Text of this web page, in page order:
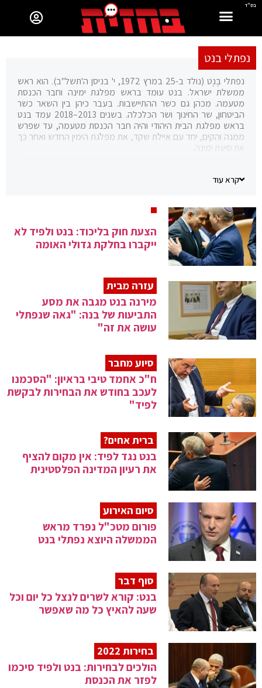
בס"ד
נפתלי בנט
נפתלי בֶּנֶט (נולד ב-25 במרץ 1972, י' בניסן ה'תשל"ב). הוא ראש
ממשלת ישראל. בנט עומד בראש מפלגת ימינה וחבר הכנסת
מטעמה. מכהן גם כשר ההתיישבות. בעבר כיהן בין השאר כשר
הביטחון, שר החינוך ושר הכלכלה. בשנים 2013–2018 עמד בנט
בראש מפלגת הבית היהודי והיה חבר הכנסת מטעמה, עד שפרש
ממנה והקים, יחד עם איילת שקד, את מפלגת הימין החדש ואחר כך
את סיעת ימינה.
ביחידת מגלן. לאחר מכן היה יזם היי-טק, אחד ממייסדי חברת סאיוטה.
קרא עוד
הצעת חוק בליכוד: בנט ולפיד לא
ייקברו בחלקת גדולי האומה
עזרה מבית
מירנה בנט מגבה את מסע
התביעות של בנה: "גאה שנפתלי
עושה את זה"
סיוע מחבר
ח"כ אחמד טיבי בראיון: "הסכמנו
לעכב בחודש את הבחירות לבקשת
לפיד"
ברית אחים?
בנט נגד לפיד: אין מקום להציף
את רעיון המדינה הפלסטינית
סיום האירוע
פורום מטכ"ל נפרד מראש
הממשלה היוצא נפתלי בנט
סוף דבר
בנט: קורא לשרים לנצל כל יום וכל
שעה להאיץ כל מה שאפשר
בחירות 2022
הולכים לבחירות: בנט ולפיד סיכמו
לפזר את הכנסת